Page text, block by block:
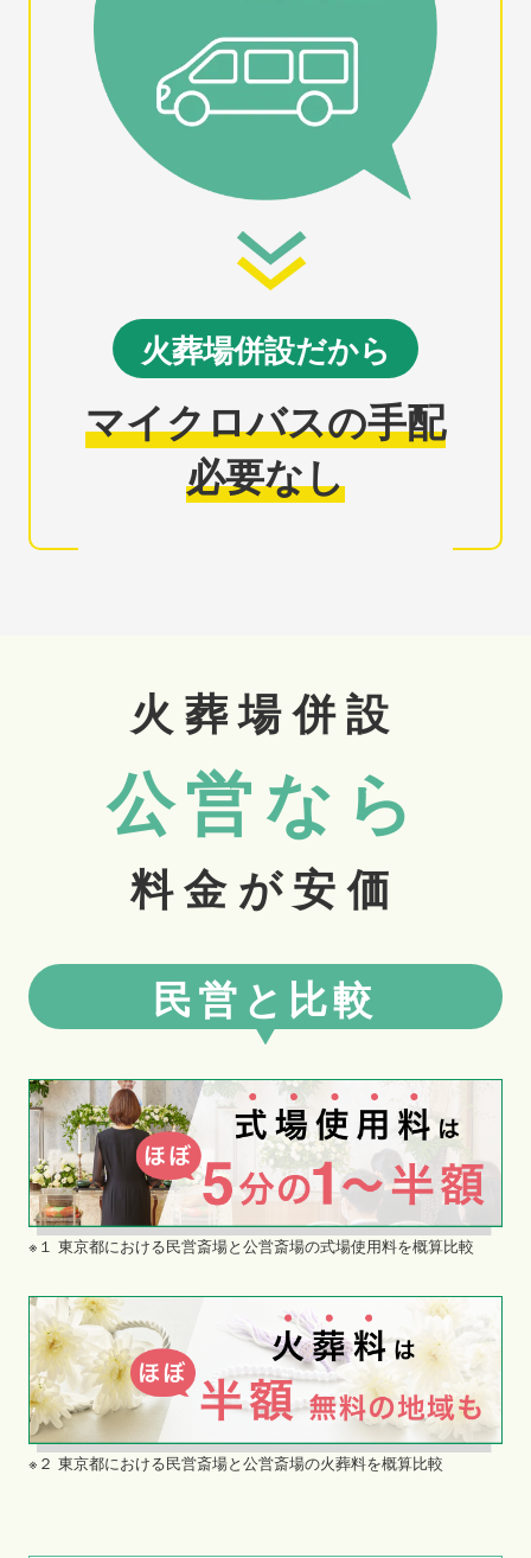
火葬場併設だから
マイクロバスの手配
必要なし
火葬場併設
公営なら
料金が安価
民営と比較
※１ 東京都における民営斎場と公営斎場の式場使用料を概算比較
※２ 東京都における民営斎場と公営斎場の火葬料を概算比較